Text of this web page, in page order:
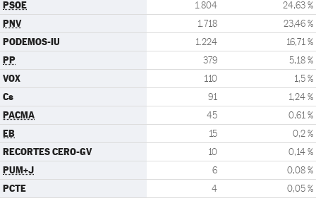
PSOE 1.804 24,63 %
PNV 1.718 23,46 %
PODEMOS-IU 1.224 16,71 %
PP 379 5,18 %
VOX 110 1,5 %
Cs 91 1,24 %
PACMA 45 0,61 %
EB 15 0,2 %
RECORTES CERO-GV 10 0,14 %
PUM+J 6 0,08 %
PCTE 4 0,05 %